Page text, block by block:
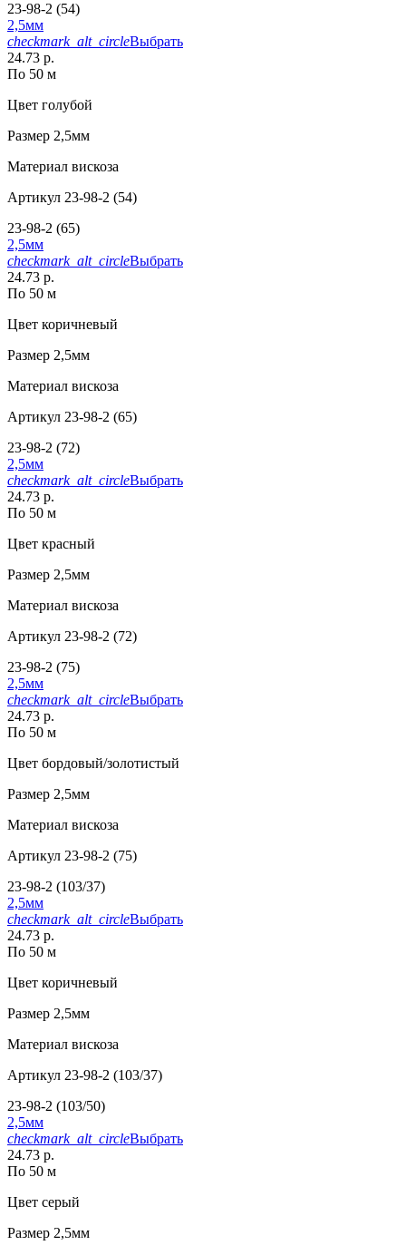
23-98-2 (54)
2,5мм
checkmark_alt_circleВыбрать
24.73 р.
По 50 м
Цвет голубой
Размер 2,5мм
Материал вискоза
Артикул 23-98-2 (54)
23-98-2 (65)
2,5мм
checkmark_alt_circleВыбрать
24.73 р.
По 50 м
Цвет коричневый
Размер 2,5мм
Материал вискоза
Артикул 23-98-2 (65)
23-98-2 (72)
2,5мм
checkmark_alt_circleВыбрать
24.73 р.
По 50 м
Цвет красный
Размер 2,5мм
Материал вискоза
Артикул 23-98-2 (72)
23-98-2 (75)
2,5мм
checkmark_alt_circleВыбрать
24.73 р.
По 50 м
Цвет бордовый/золотистый
Размер 2,5мм
Материал вискоза
Артикул 23-98-2 (75)
23-98-2 (103/37)
2,5мм
checkmark_alt_circleВыбрать
24.73 р.
По 50 м
Цвет коричневый
Размер 2,5мм
Материал вискоза
Артикул 23-98-2 (103/37)
23-98-2 (103/50)
2,5мм
checkmark_alt_circleВыбрать
24.73 р.
По 50 м
Цвет серый
Размер 2,5мм